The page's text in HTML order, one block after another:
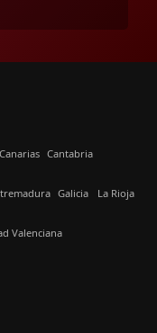
Canarias Cantabria
Galicia La Rioja
Valenciana